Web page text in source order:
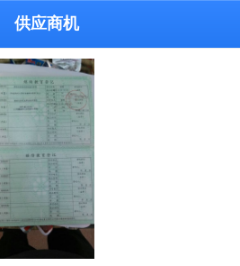
供应商机